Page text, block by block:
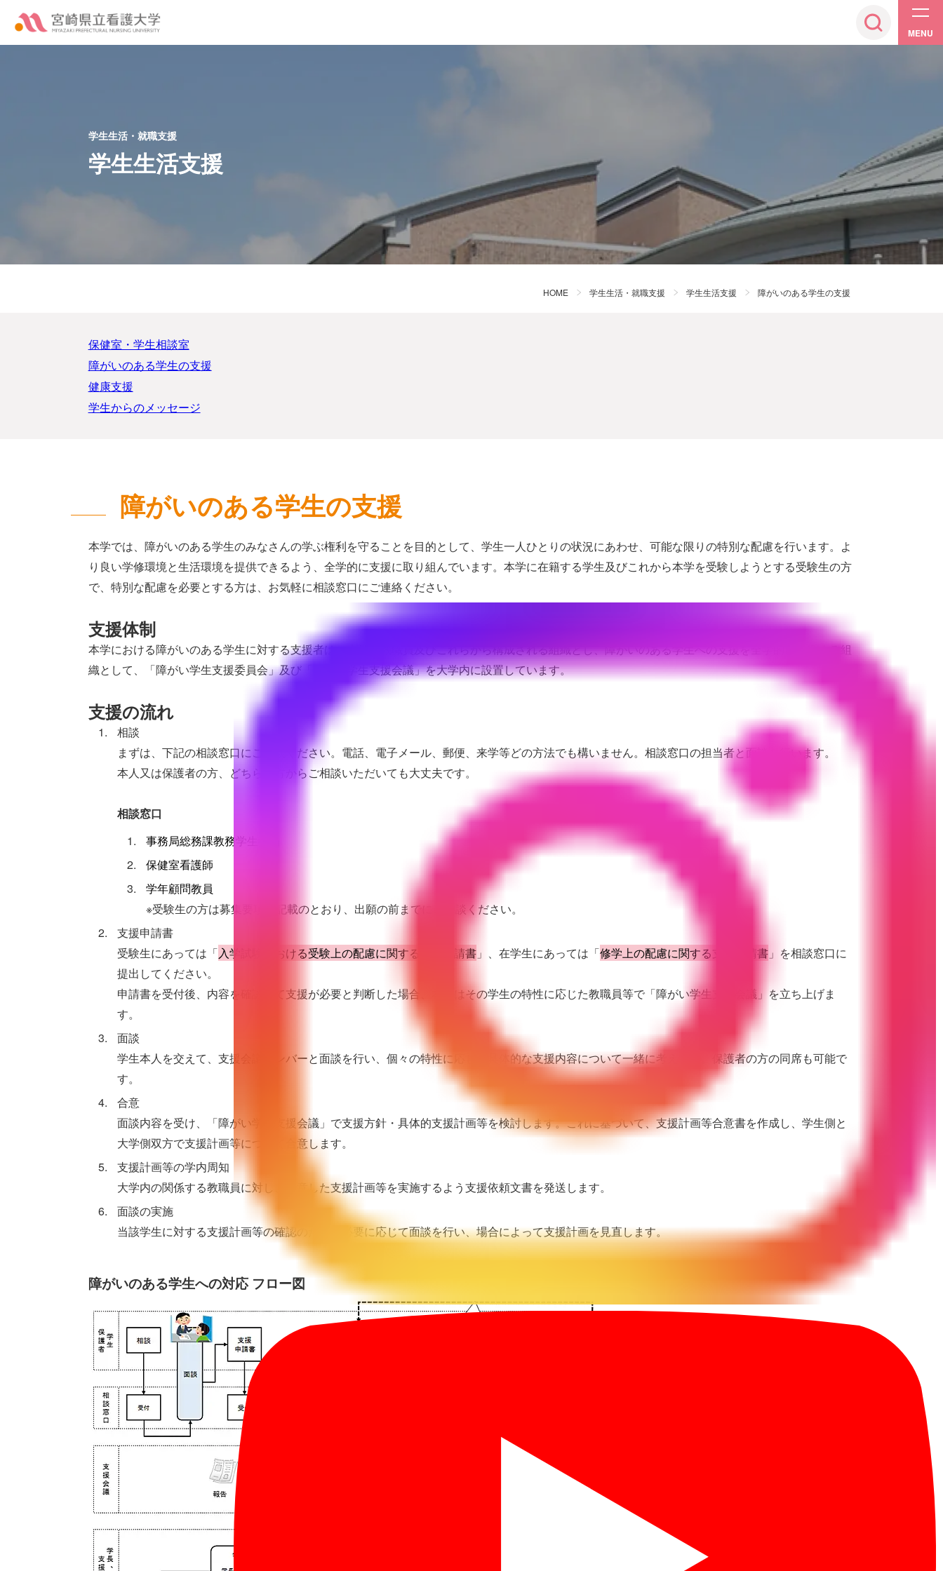
MENU
学生生活支援
学生生活・就職支援
HOME 学生生活・就職支援 学生生活支援 障がいのある学生の支援
保健室・学生相談室
障がいのある学生の支援
健康支援
学生からのメッセージ
障がいのある学生の支援
本学では、障がいのある学生のみなさんの学ぶ権利を守ることを目的として、学生一人ひとりの状況にあわせ、可能な限りの特別な配慮を行います。よ
り良い学修環境と生活環境を提供できるよう、全学的に支援に取り組んでいます。本学に在籍する学生及びこれから本学を受験しようとする受験生の方
で、特別な配慮を必要とする方は、お気軽に相談窓口にご連絡ください。
支援体制
本学における障がいのある学生に対する支援者は、本学の教職員及びこれらから構成される組織とし、障がいのある学生への支援を全学的に推進する組
織として、「障がい学生支援委員会」及び「障がい学生支援会議」を大学内に設置しています。
支援の流れ
相談
まずは、下記の相談窓口にご相談ください。電話、電子メール、郵便、来学等どの方法でも構いません。相談窓口の担当者と面談を行います。
本人又は保護者の方、どちらの方からご相談いただいても大丈夫です。
相談窓口
事務局総務課教務学生担当
保健室看護師
学年顧問教員
※受験生の方は募集要項に記載のとおり、出願の前までにご相談ください。
支援申請書
受験生にあっては「入学試験における受験上の配慮に関する支援申請書」、在学生にあっては「修学上の配慮に関する支援申請書」を相談窓口に
提出してください。
申請書を受付後、内容を確認して支援が必要と判断した場合、本学はその学生の特性に応じた教職員等で「障がい学生支援会議」を立ち上げま
す。
面談
学生本人を交えて、支援会議メンバーと面談を行い、個々の特性に応じた具体的な支援内容について一緒に考えます。保護者の方の同席も可能で
す。
合意
面談内容を受け、「障がい学生支援会議」で支援方針・具体的支援計画等を検討します。これに基づいて、支援計画等合意書を作成し、学生側と
大学側双方で支援計画等について合意します。
支援計画等の学内周知
大学内の関係する教職員に対し、合意した支援計画等を実施するよう支援依頼文書を発送します。
面談の実施
当該学生に対する支援計画等の確認のため、必要に応じて面談を行い、場合によって支援計画を見直します。
障がいのある学生への対応 フロー図